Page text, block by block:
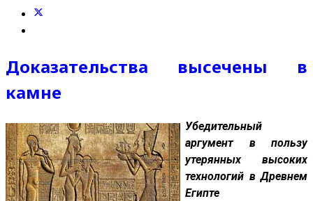
Доказательства высечены в
камне
Убедительный
аргумент в пользу
утерянных высоких
технологий в Древнем
Египте